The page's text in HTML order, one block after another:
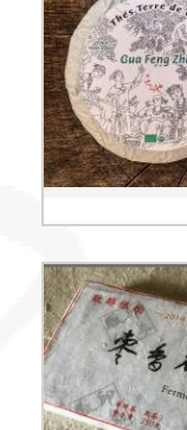
Pu'Erh
Comment
infuser
votre thé
Contactez-
nous !